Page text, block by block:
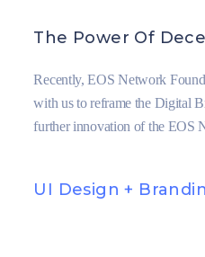
The Power Of
Recently, EOS Network
with us to reframe the Digital
further innovation of the EOS
UI Design +